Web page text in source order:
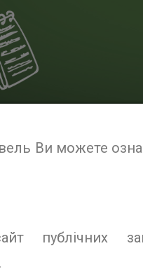
Ви можете
публічних
.